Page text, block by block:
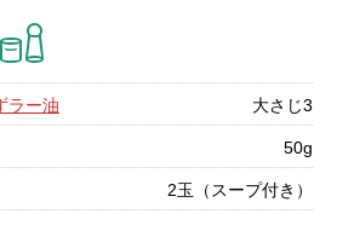
ラー油 大さじ3
50g
2玉（スープ付き）